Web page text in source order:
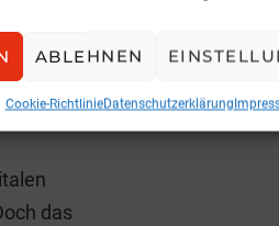
ABLEHNEN
Cookie-RichtlinieDatenschutzerklärung
von KI.
das